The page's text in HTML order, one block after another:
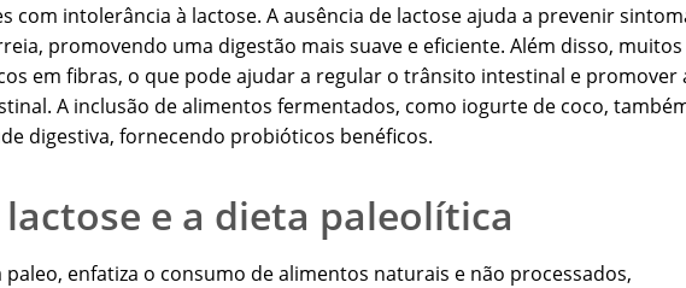
com intolerância à lactose. A ausência de lactose ajuda a prevenir
promovendo uma digestão mais suave e eficiente. Além disso, muitos
em fibras, o que pode ajudar a regular o trânsito intestinal e promover
A inclusão de alimentos fermentados, como iogurte de coco,
digestiva, fornecendo probióticos benéficos.
lactose e a dieta paleolítica
enfatiza o consumo de alimentos naturais e não processados,